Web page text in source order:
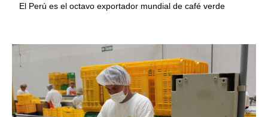
El Perú es el octavo exportador mundial de café verde